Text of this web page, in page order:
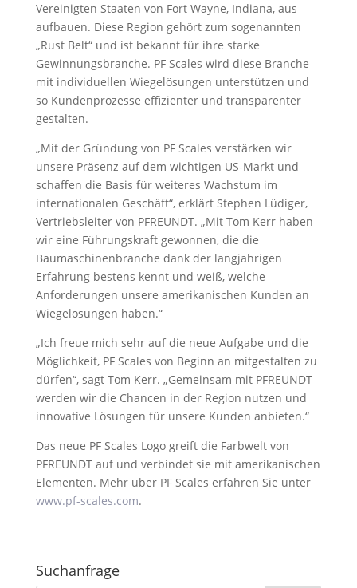
Vereinigten Staaten von Fort Wayne, Indiana, aus
aufbauen. Diese Region gehört zum sogenannten
„Rust Belt“ und ist bekannt für ihre starke
Gewinnungsbranche. PF Scales wird diese Branche
mit individuellen Wiegelösungen unterstützen und
so Kundenprozesse effizienter und transparenter
gestalten.
„Mit der Gründung von PF Scales verstärken wir
unsere Präsenz auf dem wichtigen US-Markt und
schaffen die Basis für weiteres Wachstum im
internationalen Geschäft“, erklärt Stephen Lüdiger,
Vertriebsleiter von PFREUNDT. „Mit Tom Kerr haben
wir eine Führungskraft gewonnen, die die
Baumaschinenbranche dank der langjährigen
Erfahrung bestens kennt und weiß, welche
Anforderungen unsere amerikanischen Kunden an
Wiegelösungen haben.“
„Ich freue mich sehr auf die neue Aufgabe und die
Möglichkeit, PF Scales von Beginn an mitgestalten zu
dürfen“, sagt Tom Kerr. „Gemeinsam mit PFREUNDT
werden wir die Chancen in der Region nutzen und
innovative Lösungen für unsere Kunden anbieten.“
Das neue PF Scales Logo greift die Farbwelt von
PFREUNDT auf und verbindet sie mit amerikanischen
Elementen. Mehr über PF Scales erfahren Sie unter
www.pf-scales.com.
Suchanfrage